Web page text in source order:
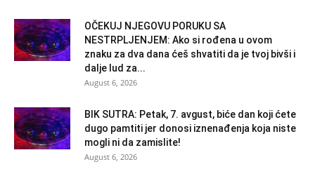
OČEKUJ NJEGOVU PORUKU SA
NESTRPLJENJEM: Ako si rođena u ovom
znaku za dva dana ćeš shvatiti da je tvoj bivši i
dalje lud za...
August 6, 2026
BIK SUTRA: Petak, 7. avgust, biće dan koji ćete
dugo pamtiti jer donosi iznenađenja koja niste
mogli ni da zamislite!
August 6, 2026